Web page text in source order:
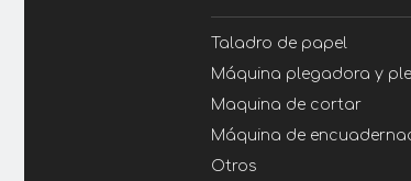
Taladro de papel
Máquina plegadora y
Maquina de cortar
Máquina de
Otros